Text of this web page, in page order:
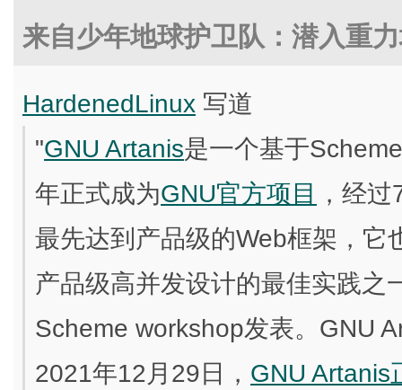
来自少年地球护卫队：潜入重
HardenedLinux 写道
"GNU Artanis是一个基于
年正式成为GNU官方项目 ，经
最先达到产品级的Web框架，
产品级高并发设计的最佳实践之
Scheme workshop发表。GNU
2021年12月29日， GNU Artanis